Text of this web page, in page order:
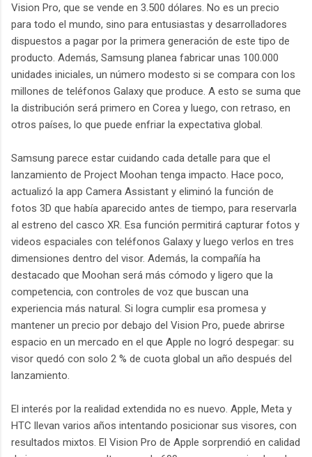
Vision Pro, que se vende en 3.500 dólares. No es un precio
para todo el mundo, sino para entusiastas y desarrolladores
dispuestos a pagar por la primera generación de este tipo de
producto. Además, Samsung planea fabricar unas 100.000
unidades iniciales, un número modesto si se compara con los
millones de teléfonos Galaxy que produce. A esto se suma que
la distribución será primero en Corea y luego, con retraso, en
otros países, lo que puede enfriar la expectativa global.
Samsung parece estar cuidando cada detalle para que el
lanzamiento de Project Moohan tenga impacto. Hace poco,
actualizó la app Camera Assistant y eliminó la función de
fotos 3D que había aparecido antes de tiempo, para reservarla
al estreno del casco XR. Esa función permitirá capturar fotos y
videos espaciales con teléfonos Galaxy y luego verlos en tres
dimensiones dentro del visor. Además, la compañía ha
destacado que Moohan será más cómodo y ligero que la
competencia, con controles de voz que buscan una
experiencia más natural. Si logra cumplir esa promesa y
mantener un precio por debajo del Vision Pro, puede abrirse
espacio en un mercado en el que Apple no logró despegar: su
visor quedó con solo 2 % de cuota global un año después del
lanzamiento.
El interés por la realidad extendida no es nuevo. Apple, Meta y
HTC llevan varios años intentando posicionar sus visores, con
resultados mixtos. El Vision Pro de Apple sorprendió en calidad